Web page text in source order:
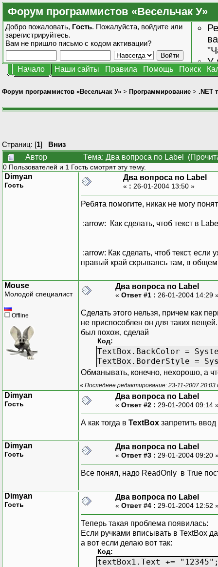
Форум программистов «Весельчак У»
Добро пожаловать, Гость. Пожалуйста, войдите или
зарегистрируйтесь.
Вам не пришло письмо с кодом активации?
У
Начало Наши сайты Правила Помощь Поиск
Форум программистов «Весельчак У» > Программирование > .NET
Страниц: [1] Вниз
Автор
Тема: Два вопроса по Label
0 Пользователей и 1 Гость смотрят эту тему.
Dimyan
Гость
Два вопроса по Label
« : 26-01-2004 13:50 »
Ребята помогите, никак не могу
:arrow: Как сделать, чтоб текст в
:arrow: Как сделать, чтоб текст,
правый край скрываясь там, в
Mouse
Молодой специалист
Offline
Два вопроса по Label
« Ответ #1 : 26-01-2004 14:29
Сделать этого нельзя, причем как
не приспособлен он для таких
был похож, сделай
Код:
TextBox.BackColor =
TextBox.BorderStyle =
Обманывать, конечно, нехорошо, а
« Последнее редактирование: 23-11-2007 20:03
Dimyan
Гость
Два вопроса по Label
« Ответ #2 : 29-01-2004 09:14
А как тогда в TextBox запретить
Dimyan
Гость
Два вопроса по Label
« Ответ #3 : 29-01-2004 09:20
Все понял, надо ReadOnly в True
Dimyan
Гость
Два вопроса по Label
« Ответ #4 : 29-01-2004 12:52
Теперь такая проблема появилась:
Если ручками вписывать в TextBox
а вот если делаю вот так:
Код:
textBox1.Text +=